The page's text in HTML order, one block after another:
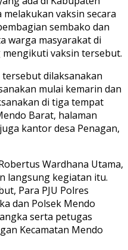
vaksin secara
sembako dan
warga masyarakat di
vaksin tersebut.
tersebut dilaksanakan
mulai kemarin dan
di tiga tempat
Barat, halaman
kantor desa Penagan,
Wardhana Utama,
langsung kegiatan itu.
Para PJU Polres
dan Polsek Mendo
serta petugas
Kecamatan Mendo